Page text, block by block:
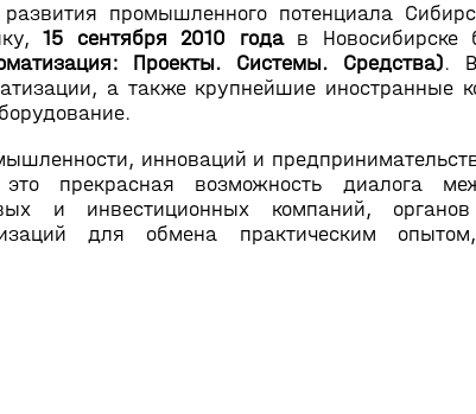
промышленного потенциала
15 сентября 2010 годав Новосибирске
Проекты. Системы. Средства).
а также крупнейшие иностранные
инноваций и
прекрасная возможность диалога
и инвестиционных компаний,
для обмена практическим